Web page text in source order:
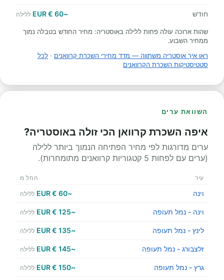
חודש ~60 € EUR ללילה
שהות ארוכה עולה פחות ללילה באוסטריה: מחיר החודש בטבלה נמוך
ממחיר השבוע.
ראו איך אוסטריה משתווה — מדד מחירי השכרת קרוואנים · לכל
סטטיסטיקות השכרת הקרוואנים
השוואת ערים
איפה השכרת קרוואן הכי זולה באוסטריה?
ערים מדורגות לפי מחיר הפתיחה הנמוך ביותר ללילה
(ערים עם לפחות 5 קטגוריות קרוואנים מתומחרות).
עיר החל מ
וינה ~60 € EUR ללילה
וינה - נמל תעופה ~125 € EUR ללילה
לינץ - נמל תעופה ~135 € EUR ללילה
זלצבורג - נמל תעופה ~145 € EUR ללילה
גרץ - נמל תעופה ~150 € EUR ללילה